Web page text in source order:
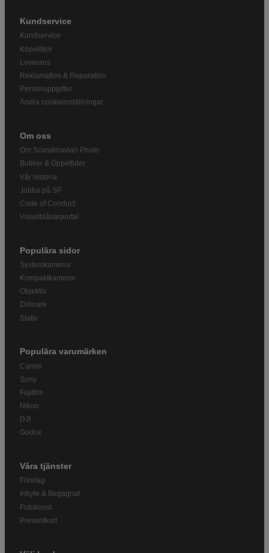
Kundservice
Kundservice
Köpvillkor
Leverans
Reklamation & Reparation
Personuppgifter
Ändra cookieinställningar
Om oss
Om Scandinavian Photo
Butiker & Öppettider
Vår historia
Jobba på SP
Code of Conduct
Visselblåsarportal
Populära sidor
Systemkameror
Kompaktkameror
Objektiv
Drönare
Stativ
Populära varumärken
Canon
Sony
Fujifilm
Nikon
DJI
Godox
Våra tjänster
Företag
Inbyte & Begagnat
Fotokonst
Presentkort